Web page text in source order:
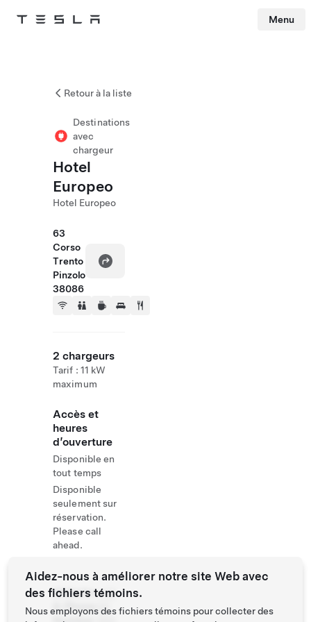
Tesla Menu
Retour à la liste
Destinations
avec
chargeur
Hotel
Europeo
Hotel Europeo
63
Corso
Trento
Pinzolo
38086
2 chargeurs
Tarif : 11 kW
maximum
Accès et
heures
d’ouverture
Disponible en
tout temps
Disponible
seulement sur
réservation.
Please call
ahead.
Website
& Phone
+39
04
Aidez-nous à améliorer notre site Web avec
des fichiers témoins.
Nous employons des fichiers témoins pour collecter des